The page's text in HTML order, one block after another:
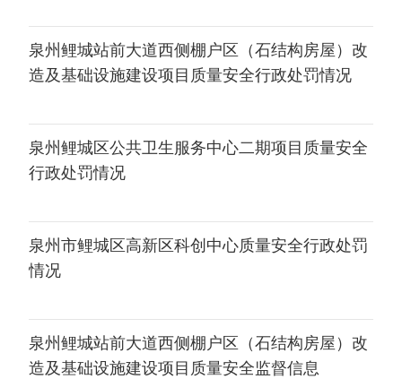
泉州鲤城站前大道西侧棚户区（石结构房屋）改
造及基础设施建设项目质量安全行政处罚情况
泉州鲤城区公共卫生服务中心二期项目质量安全
行政处罚情况
泉州市鲤城区高新区科创中心质量安全行政处罚
情况
泉州鲤城站前大道西侧棚户区（石结构房屋）改
造及基础设施建设项目质量安全监督信息